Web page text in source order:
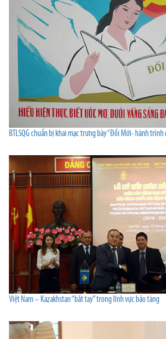
BTLSQG chuẩn bị khai mạc trưng bày “Đổi Mới- hành trình
Việt Nam – Kazakhstan “bắt tay” trong lĩnh vực bảo tàng